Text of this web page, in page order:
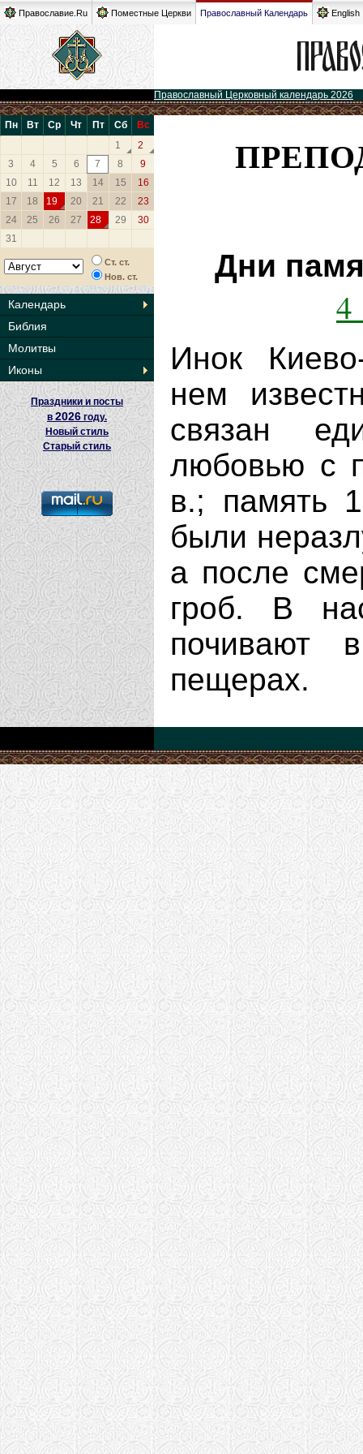
Православие.Ru Поместные Церкви Православный Календарь English
Православный Церковный календарь 2026
Пн Вт Ср Чт Пт Сб
Вс
1
2
3
4 5 6 7 8
9
10
11 12 13 14 15
16
17
18 19 20 21 22
23
24
25 26 27 28 29
30
31
Ст. ст.
Нов. ст.
Календарь
Библия
Молитвы
Иконы
Праздники и посты
в 2026 году.
Новый стиль
Старый стиль
Дни
4
Инок
нем
связан
любовью с
в.; память
были
а после
гроб. В
почивают
пещерах.